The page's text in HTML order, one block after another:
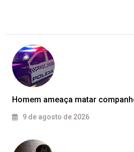
Homem ameaça matar
9 de agosto de 2026